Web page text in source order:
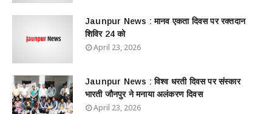
Jaunpur News : ​मानव एकता दिवस पर रक्तदान
शिविर 24 को
April 23, 2026
Jaunpur News : विश्व धरती दिवस पर संस्कार
भारती जौनपुर ने मनाया अलंकरण दिवस
April 23, 2026